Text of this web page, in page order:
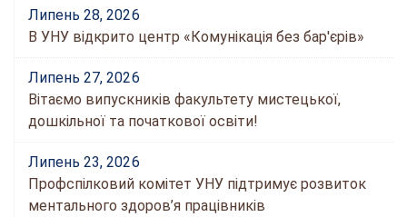
Липень 28, 2026
В УНУ відкрито центр «Комунікація без бар'єрів»
Липень 27, 2026
Вітаємо випускників факультету мистецької,
дошкільної та початкової освіти!
Липень 23, 2026
Профспілковий комітет УНУ підтримує розвиток
ментального здоров’я працівників